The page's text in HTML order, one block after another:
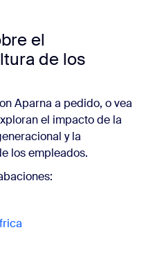
el
de los
Aparna a pedido, o vea
el impacto de la
y la
los empleados.